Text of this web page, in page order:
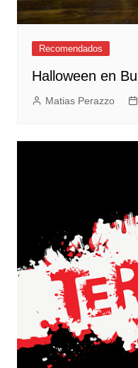
Recomendados
Halloween en
Matias Perazzo